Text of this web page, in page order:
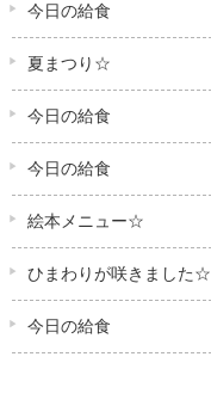
今日の給食
夏まつり☆
今日の給食
今日の給食
絵本メニュー☆
ひまわりが咲きました☆
今日の給食